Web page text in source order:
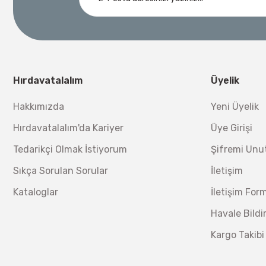
Demiriz Kaynak
Ücretsiz Nakliye
Hırdavatalalım
Hakkımızda
Hırdavatalalım'da Kariyer
Tedarikçi Olmak İstiyorum
Sıkça Sorulan Sorular
Kataloglar
Üyelik
Yeni Üyelik
Üye Girişi
Şifremi
İletişim
İletişim
Havale
Kargo Takibi